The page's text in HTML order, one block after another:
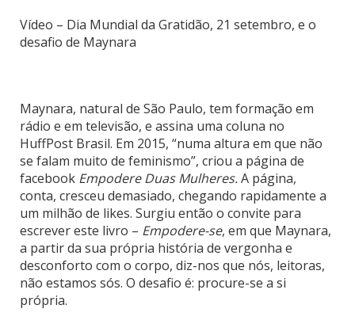
Vídeo – Dia Mundial da Gratidão, 21 setembro, e o
desafio de Maynara
Maynara, natural de São Paulo, tem formação em
rádio e em televisão, e assina uma coluna no
HuffPost Brasil. Em 2015, “numa altura em que não
se falam muito de feminismo”, criou a página de
facebook Empodere Duas Mulheres.A página,
conta, cresceu demasiado, chegando rapidamente a
um milhão de likes. Surgiu então o convite para
escrever este livro – Empodere-se, em que Maynara,
a partir da sua própria história de vergonha e
desconforto com o corpo, diz-nos que nós, leitoras,
não estamos sós. O desafio é: procure-se a si
própria.